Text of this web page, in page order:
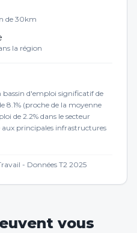
de 30km
la région
bassin d'emploi significatif de
8.1% (proche de la moyenne
de 2.2% dans le secteur
aux principales infrastructures
- Données T2 2025
vous